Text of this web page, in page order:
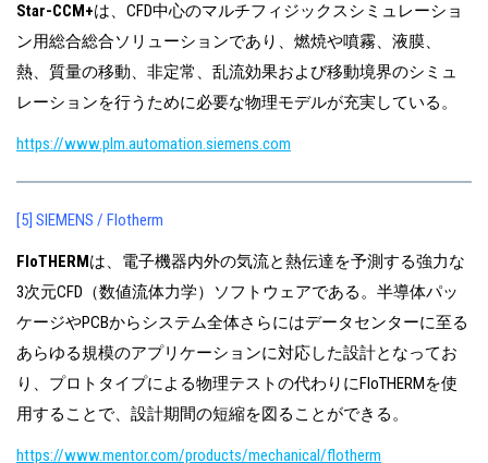
Star-CCM+は、CFD中心のマルチフィジックスシミュレーショ
ン用総合総合ソリューションであり、燃焼や噴霧、液膜、
熱、質量の移動、非定常、乱流効果および移動境界のシミュ
レーションを行うために必要な物理モデルが充実している。
https://www.plm.automation.siemens.com
[5] SIEMENS / Flotherm
FloTHERMは、電子機器内外の気流と熱伝達を予測する強力な
3次元CFD（数値流体力学）ソフトウェアである。半導体パッ
ケージやPCBからシステム全体さらにはデータセンターに至る
あらゆる規模のアプリケーションに対応した設計となってお
り、プロトタイプによる物理テストの代わりにFloTHERMを使
用することで、設計期間の短縮を図ることができる。
https://www.mentor.com/products/mechanical/flotherm